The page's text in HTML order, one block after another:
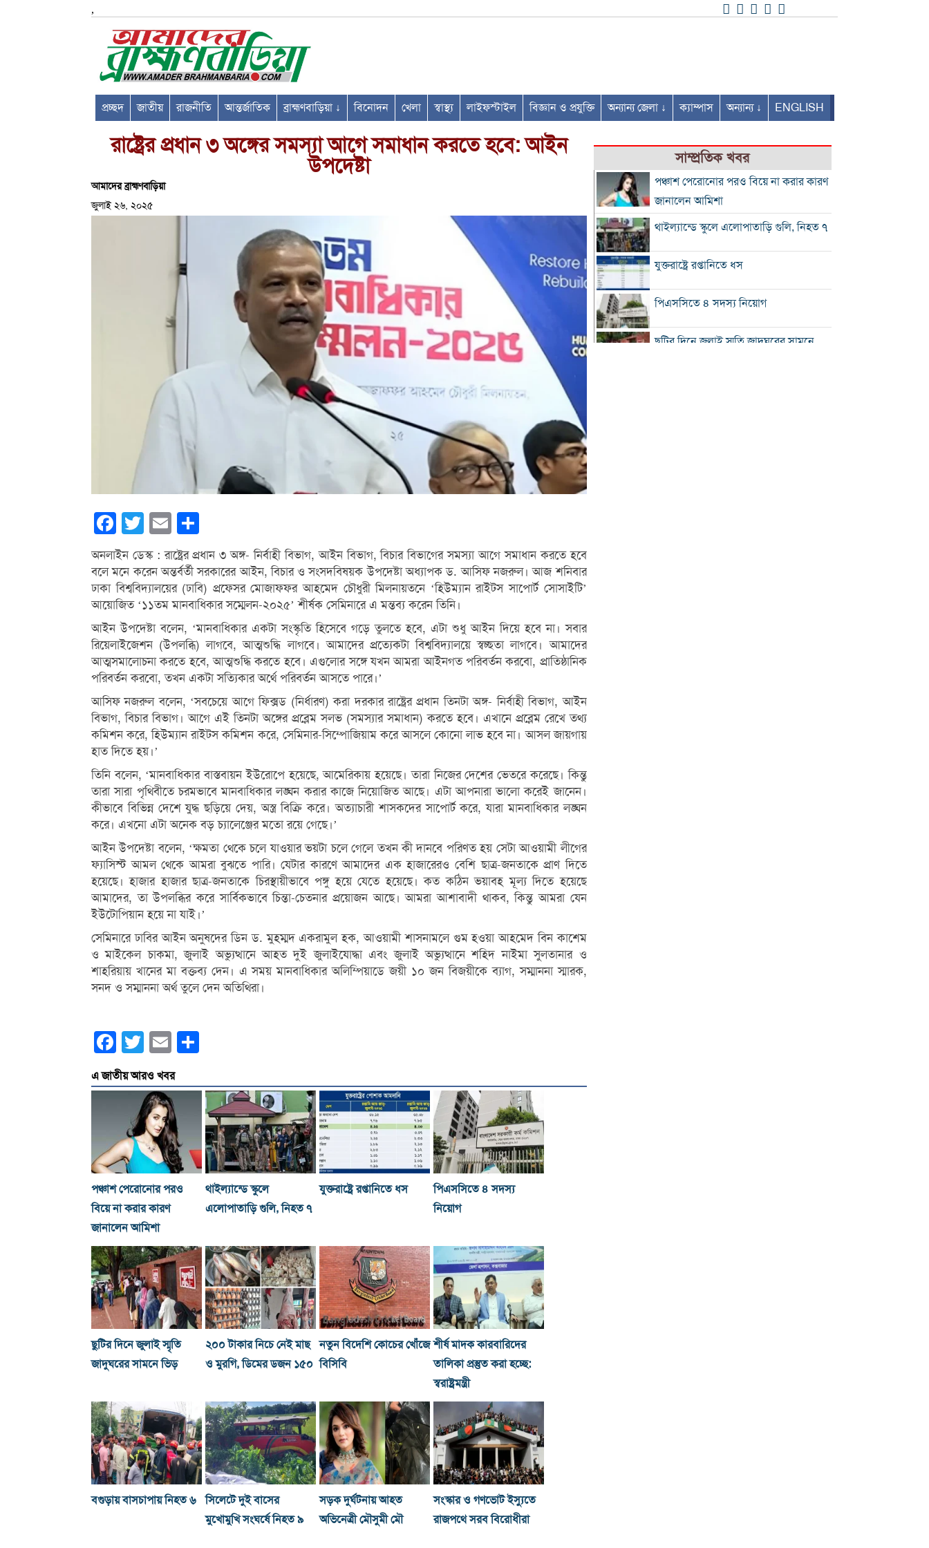
,
প্রচ্ছদ জাতীয় রাজনীতি আন্তর্জাতিক ব্রাহ্মণবাড়িয়া ↓ বিনোদন খেলা স্বাস্থ্য লাইফস্টাইল বিজ্ঞান ও প্রযুক্তি অন্যান্য জেলা ↓ ক্যাম্পাস অন্যান্য ↓ ENGLISH
রাষ্ট্রের প্রধান ৩ অঙ্গের সমস্যা আগে সমাধান করতে হবে: আইন
উপদেষ্টা
আমাদের ব্রাহ্মণবাড়িয়া
জুলাই ২৬, ২০২৫
Facebook
Twitter Email
অনলাইন ডেস্ক : রাষ্ট্রের প্রধান ৩ অঙ্গ- নির্বাহী বিভাগ, আইন বিভাগ, বিচার বিভাগের সমস্যা আগে সমাধান করতে হবে
বলে মনে করেন অন্তর্বর্তী সরকারের আইন, বিচার ও সংসদবিষয়ক উপদেষ্টা অধ্যাপক ড. আসিফ নজরুল। আজ শনিবার
ঢাকা বিশ্ববিদ্যালয়ের (ঢাবি) প্রফেসর মোজাফফর আহমেদ চৌধুরী মিলনায়তনে ‘হিউম্যান রাইটস সাপোর্ট সোসাইটি’
আয়োজিত ‘১১তম মানবাধিকার সম্মেলন-২০২৫’ শীর্ষক সেমিনারে এ মন্তব্য করেন তিনি।
আইন উপদেষ্টা বলেন, ‘মানবাধিকার একটা সংস্কৃতি হিসেবে গড়ে তুলতে হবে, এটা শুধু আইন দিয়ে হবে না। সবার
রিয়েলাইজেশন (উপলব্ধি) লাগবে, আত্মশুদ্ধি লাগবে। আমাদের প্রত্যেকটা বিশ্ববিদ্যালয়ে স্বচ্ছতা লাগবে। আমাদের
আত্মসমালোচনা করতে হবে, আত্মশুদ্ধি করতে হবে। এগুলোর সঙ্গে যখন আমরা আইনগত পরিবর্তন করবো, প্রাতিষ্ঠানিক
পরিবর্তন করবো, তখন একটা সত্যিকার অর্থে পরিবর্তন আসতে পারে।’
আসিফ নজরুল বলেন, ‘সবচেয়ে আগে ফিক্সড (নির্ধারণ) করা দরকার রাষ্ট্রের প্রধান তিনটা অঙ্গ- নির্বাহী বিভাগ, আইন
বিভাগ, বিচার বিভাগ। আগে এই তিনটা অঙ্গের প্রব্লেম সলভ (সমস্যার সমাধান) করতে হবে। এখানে প্রব্লেম রেখে তথ্য
কমিশন করে, হিউম্যান রাইটস কমিশন করে, সেমিনার-সিম্পোজিয়াম করে আসলে কোনো লাভ হবে না। আসল জায়গায়
হাত দিতে হয়।’
তিনি বলেন, ‘মানবাধিকার বাস্তবায়ন ইউরোপে হয়েছে, আমেরিকায় হয়েছে। তারা নিজের দেশের ভেতরে করেছে। কিন্তু
তারা সারা পৃথিবীতে চরমভাবে মানবাধিকার লঙ্ঘন করার কাজে নিয়োজিত আছে। এটা আপনারা ভালো করেই জানেন।
কীভাবে বিভিন্ন দেশে যুদ্ধ ছড়িয়ে দেয়, অস্ত্র বিক্রি করে। অত্যাচারী শাসকদের সাপোর্ট করে, যারা মানবাধিকার লঙ্ঘন
করে। এখনো এটা অনেক বড় চ্যালেঞ্জের মতো রয়ে গেছে।’
আইন উপদেষ্টা বলেন, ‘ক্ষমতা থেকে চলে যাওয়ার ভয়টা চলে গেলে তখন কী দানবে পরিণত হয় সেটা আওয়ামী লীগের
ফ্যাসিস্ট আমল থেকে আমরা বুঝতে পারি। যেটার কারণে আমাদের এক হাজারেরও বেশি ছাত্র-জনতাকে প্রাণ দিতে
হয়েছে। হাজার হাজার ছাত্র-জনতাকে চিরস্থায়ীভাবে পঙ্গু হয়ে যেতে হয়েছে। কত কঠিন ভয়াবহ মূল্য দিতে হয়েছে
আমাদের, তা উপলব্ধির করে সার্বিকভাবে চিন্তা-চেতনার প্রয়োজন আছে। আমরা আশাবাদী থাকব, কিন্তু আমরা যেন
ইউটোপিয়ান হয়ে না যাই।’
সেমিনারে ঢাবির আইন অনুষদের ডিন ড. মুহম্মদ একরামুল হক, আওয়ামী শাসনামলে গুম হওয়া আহমেদ বিন কাশেম
ও মাইকেল চাকমা, জুলাই অভ্যুত্থানে আহত দুই জুলাইযোদ্ধা এবং জুলাই অভ্যুত্থানে শহিদ নাইমা সুলতানার ও
শাহরিয়ায় খানের মা বক্তব্য দেন। এ সময় মানবাধিকার অলিম্পিয়াডে জয়ী ১০ জন বিজয়ীকে ব্যাগ, সম্মাননা স্মারক,
সনদ ও সম্মাননা অর্থ তুলে দেন অতিথিরা।
Facebook
Twitter Email
এ জাতীয় আরও খবর
পঞ্চাশ পেরোনোর পরও
বিয়ে না করার কারণ
জানালেন আমিশা
থাইল্যান্ডে স্কুলে
এলোপাতাড়ি গুলি, নিহত ৭
যুক্তরাষ্ট্রে রপ্তানিতে ধস
পিএসসিতে ৪ সদস্য
নিয়োগ
ছুটির দিনে জুলাই স্মৃতি
জাদুঘরের সামনে ভিড়
২০০ টাকার নিচে নেই মাছ
ও মুরগি, ডিমের ডজন ১৫০
নতুন বিদেশি কোচের খোঁজে
বিসিবি
শীর্ষ মাদক কারবারিদের
তালিকা প্রস্তুত করা হচ্ছে:
স্বরাষ্ট্রমন্ত্রী
বগুড়ায় বাসচাপায় নিহত ৬
সিলেটে দুই বাসের
মুখোমুখি সংঘর্ষে নিহত ৯
সড়ক দুর্ঘটনায় আহত
অভিনেত্রী মৌসুমী মৌ
সংস্কার ও গণভোট ইস্যুতে
রাজপথে সরব বিরোধীরা
সাম্প্রতিক খবর
পঞ্চাশ পেরোনোর পরও বিয়ে না করার কারণ
জানালেন আমিশা
থাইল্যান্ডে স্কুলে এলোপাতাড়ি গুলি, নিহত ৭
যুক্তরাষ্ট্রে রপ্তানিতে ধস
পিএসসিতে ৪ সদস্য নিয়োগ
ছুটির দিনে জুলাই স্মৃতি জাদুঘরের সামনে